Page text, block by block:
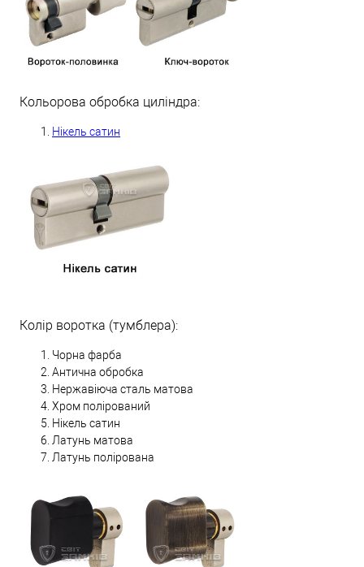
Кольорова обробка циліндра:
Нікель сатин
Колір воротка (тумблера):
Чорна фарба
Антична обробка
Нержавіюча сталь матова
Хром полірований
Нікель сатин
Латунь матова
Латунь полірована